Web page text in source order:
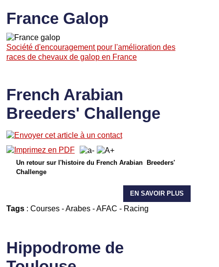
France Galop
Société d'encouragement pour l'amélioration des
races de chevaux de galop en France
French Arabian
Breeders' Challenge
Un retour sur l'histoire du French Arabian Breeders'
Challenge
EN SAVOIR PLUS
Tags: Courses- Arabes- AFAC - Racing
Hippodrome de